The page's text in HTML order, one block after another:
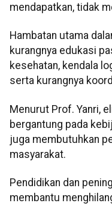
mendapatkan, tidak
Hambatan utama
kurangnya edukasi
kesehatan, kendala
serta kurangnya
Menurut Prof. Yanri,
bergantung pada
juga membutuhkan
masyarakat.
Pendidikan dan
membantu